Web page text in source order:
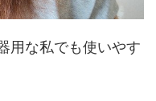
用な私でも使いやす